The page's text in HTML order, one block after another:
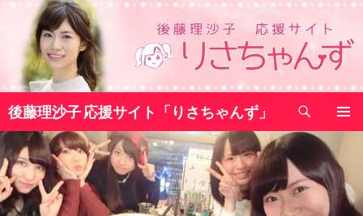
ツ
へ
ス
キ
ッ
プ
後藤理沙子 応援サイト「りさちゃんず」
索
ニュー